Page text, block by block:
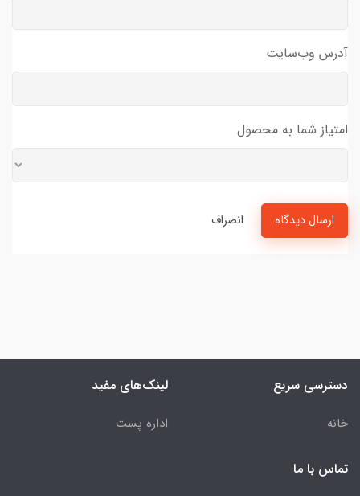
آدرس وب‌سایت
امتیاز شما به محصول
ارسال دیدگاه انصراف
دسترسی سریع
خانه
لینک‌های مفید
اداره پست
تماس با ما